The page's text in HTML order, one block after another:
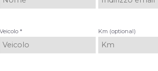
Veicolo * Km (optional)